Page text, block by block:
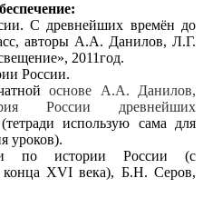
С древнейших времён до
авторы А.А. Данилов, Л.Г.
2011год.
России.
основе А.А. Данилов,
России древнейших
использую сама для
уроков).
по истории России (с
XVI века), Б.Н. Серов,